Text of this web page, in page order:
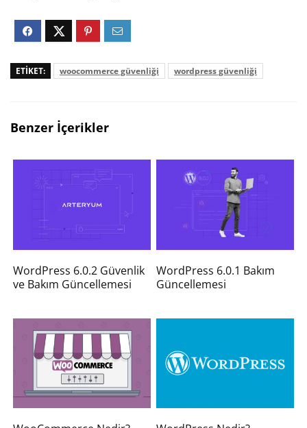
ETIKET: woocommerce güvenliği wordpress güvenliği
Benzer İçerikler
WordPress 6.0.2 Güvenlik
ve Bakım Güncellemesi
WordPress 6.0.1 Bakım
Güncellemesi